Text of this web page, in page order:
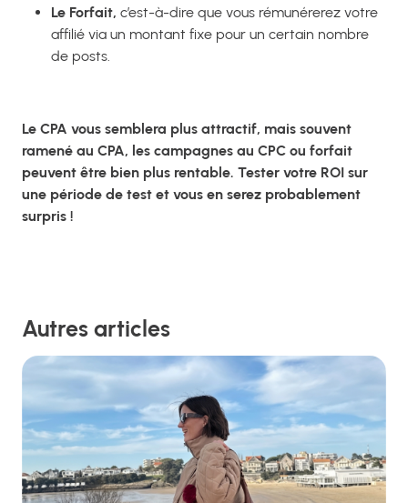
Le Forfait, c’est-à-dire que vous rémunérerez votre
affilié via un montant fixe pour un certain nombre
de posts.
Le CPA vous semblera plus attractif, mais souvent
ramené au CPA, les campagnes au CPC ou forfait
peuvent être bien plus rentable. Tester votre ROI sur
une période de test et vous en serez probablement
surpris !
Autres articles